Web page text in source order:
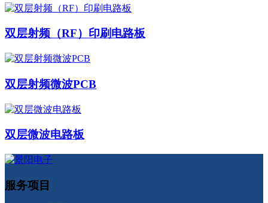
双层射频（RF）印刷电路板
双层射频微波PCB
双层微波电路板
服务项目